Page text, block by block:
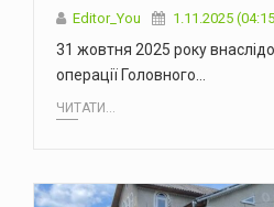
Editor_You 1.11.2025
31 жовтня 2025 року
операції Головного…
ЧИТАТИ...